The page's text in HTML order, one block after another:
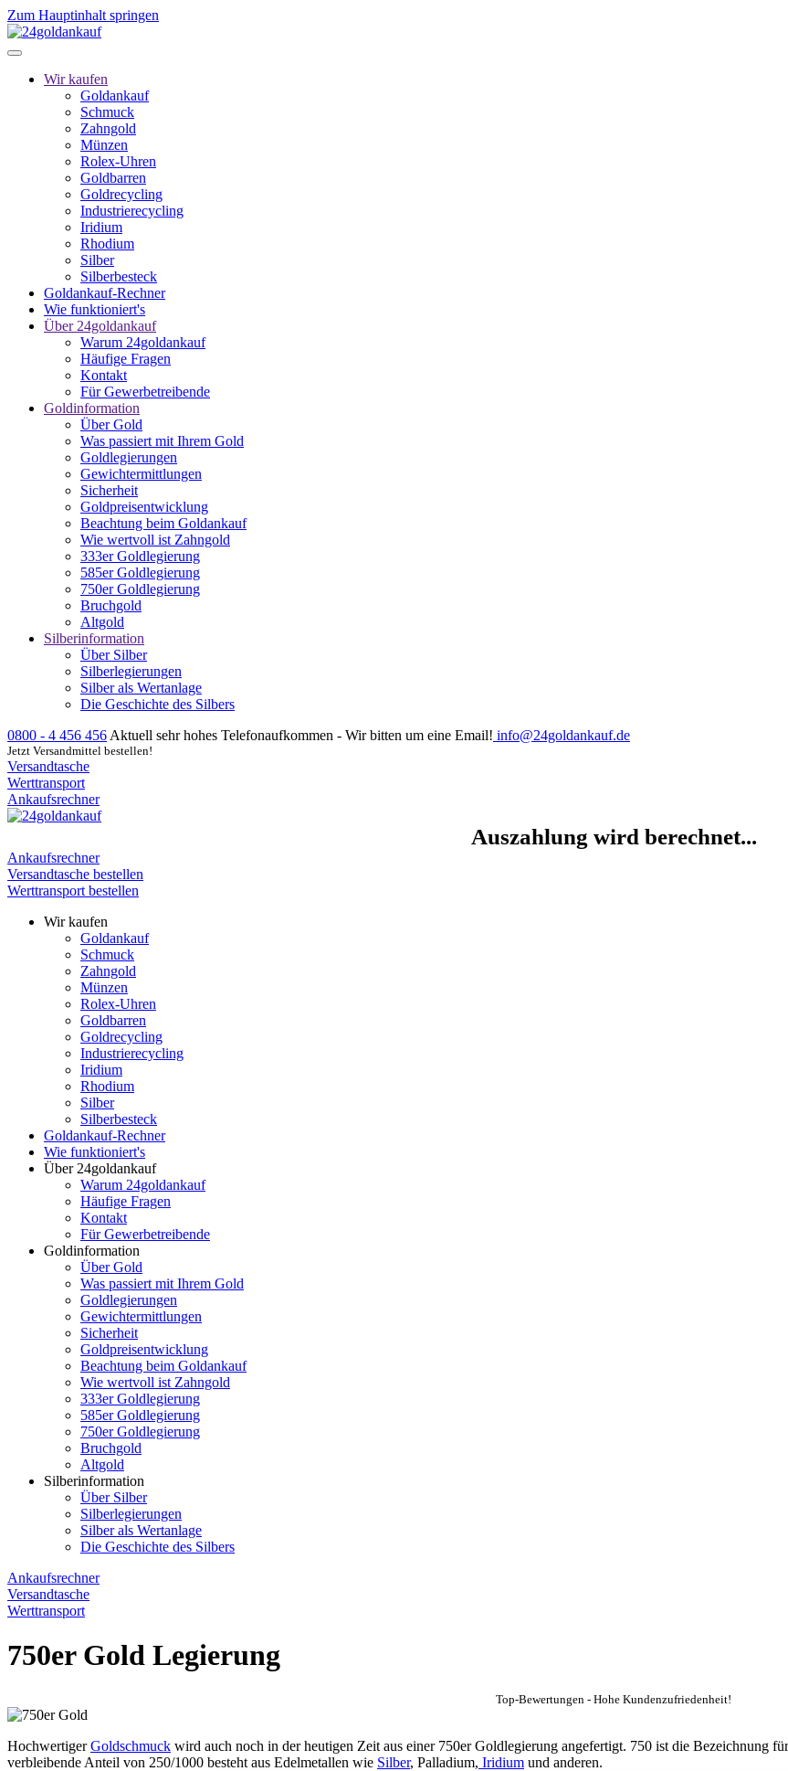
Zum Hauptinhalt springen
Wir kaufen
Goldankauf
Schmuck
Zahngold
Münzen
Rolex-Uhren
Goldbarren
Goldrecycling
Industrierecycling
Iridium
Rhodium
Silber
Silberbesteck
Goldankauf-Rechner
Wie funktioniert's
Über 24goldankauf
Warum 24goldankauf
Häufige Fragen
Kontakt
Für Gewerbetreibende
Goldinformation
Über Gold
Was passiert mit Ihrem Gold
Goldlegierungen
Gewichtermittlungen
Sicherheit
Goldpreisentwicklung
Beachtung beim Goldankauf
Wie wertvoll ist Zahngold
333er Goldlegierung
585er Goldlegierung
750er Goldlegierung
Bruchgold
Altgold
Silberinformation
Über Silber
Silberlegierungen
Silber als Wertanlage
Die Geschichte des Silbers
0800 - 4 456 456 Aktuell sehr hohes Telefonaufkommen - Wir bitten um eine Email! info@24goldankauf.de
Jetzt Versandmittel bestellen!
Versandtasche
Werttransport
Ankaufsrechner
Auszahlung wird berechnet...
Ankaufsrechner
Versandtasche bestellen
Werttransport bestellen
Wir kaufen
Goldankauf
Schmuck
Zahngold
Münzen
Rolex-Uhren
Goldbarren
Goldrecycling
Industrierecycling
Iridium
Rhodium
Silber
Silberbesteck
Goldankauf-Rechner
Wie funktioniert's
Über 24goldankauf
Warum 24goldankauf
Häufige Fragen
Kontakt
Für Gewerbetreibende
Goldinformation
Über Gold
Was passiert mit Ihrem Gold
Goldlegierungen
Gewichtermittlungen
Sicherheit
Goldpreisentwicklung
Beachtung beim Goldankauf
Wie wertvoll ist Zahngold
333er Goldlegierung
585er Goldlegierung
750er Goldlegierung
Bruchgold
Altgold
Silberinformation
Über Silber
Silberlegierungen
Silber als Wertanlage
Die Geschichte des Silbers
Ankaufsrechner
Versandtasche
Werttransport
750er Gold Legierung
Top-Bewertungen - Hohe Kundenzufriedenheit!
HochwertigerGoldschmuck wird auch noch in der heutigen Zeit aus einer 750er Goldlegierung angefertigt. 750 ist die Bezeichnung
verbleibende Anteil von 250/1000 besteht aus Edelmetallen wie Silber, Palladium, Iridium und anderen.